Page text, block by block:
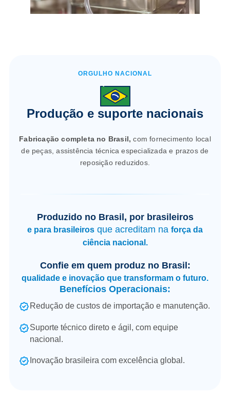
ORGULHO NACIONAL
Produção e suporte nacionais
Fabricação completa no Brasil, com fornecimento local
de peças, assistência técnica especializada e prazos de
reposição reduzidos.
Produzido no Brasil, por brasileiros
e para brasileiros que acreditam na força da
ciência nacional.
Confie em quem produz no Brasil:
qualidade e inovação que transformam o futuro.
Benefícios Operacionais:
Redução de custos de importação e manutenção.
Suporte técnico direto e ágil, com equipe
nacional.
Inovação brasileira com excelência global.